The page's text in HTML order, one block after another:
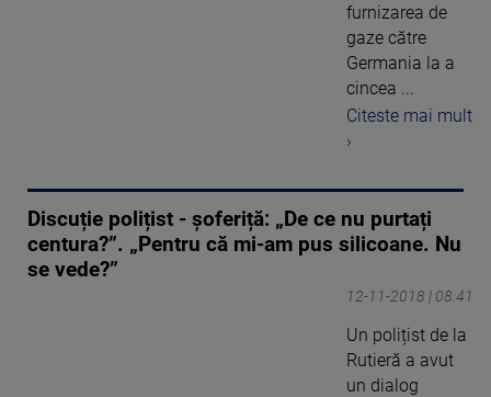
furnizarea de
gaze către
Germania la a
cincea ...
Citeste mai mult
›
Discuție polițist - șoferiță: „De ce nu purtați
centura?”. „Pentru că mi-am pus silicoane. Nu
se vede?”
12-11-2018 | 08:41
Un polițist de la
Rutieră a avut
un dialog